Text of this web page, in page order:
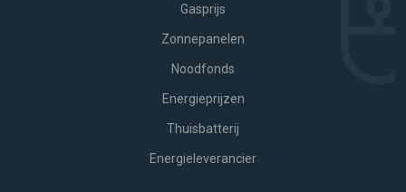
Gasprijs
Zonnepanelen
Noodfonds
Energieprijzen
Thuisbatterij
Energieleverancier